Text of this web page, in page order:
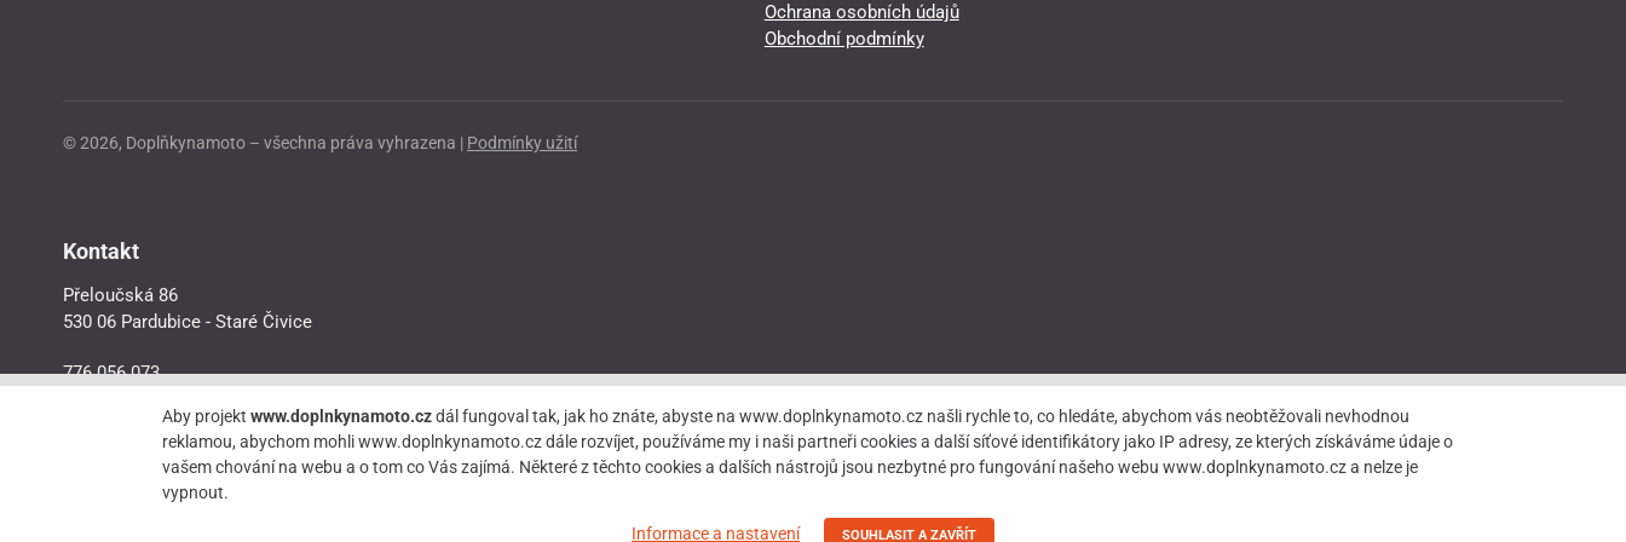
Ochrana osobních údajů
Obchodní podmínky
© 2026, Doplňkynamoto – všechna práva vyhrazena | Podmínky užití
Kontakt
Přeloučská 86
530 06 Pardubice - Staré Čivice
776 056 073
Aby projektwww.doplnkynamoto.czdál fungoval tak, jak ho znáte, abyste na www.doplnkynamoto.cz našli rychle to, co hledáte, abychom vás neobtěžovali nevhodnou
reklamou, abychom mohli www.doplnkynamoto.cz dále rozvíjet, používáme my i naši partneři cookies a další síťové identifikátory jako IP adresy, ze kterých získáváme údaje o
vašem chování na webu a o tom co Vás zajímá. Některé z těchto cookies a dalších nástrojů jsou nezbytné pro fungování našeho webu www.doplnkynamoto.cz a nelze je
vypnout.
Informace a nastavení SOUHLASIT A ZAVŘÍT